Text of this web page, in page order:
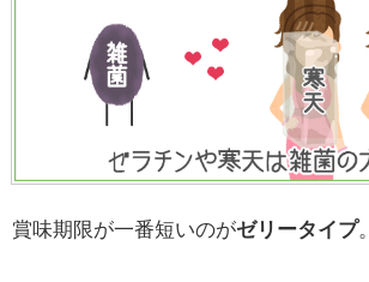
賞味期限が一番短いのがゼリータイプ。